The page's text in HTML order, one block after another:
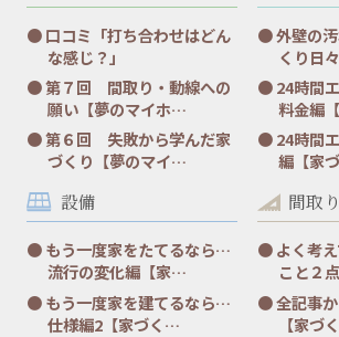
口コミ「打ち合わせはどん
な感じ？」
第７回 間取り・動線への
願い【夢のマイホ…
第６回 失敗から学んだ家
づくり【夢のマイ…
外壁の
くり日
24時間
料金編
24時間
編【家
設備
もう一度家をたてるなら…
流行の変化編【家…
もう一度家を建てるなら…
仕様編2【家づく…
間取り
よく考
こと２
全記事
【家づ